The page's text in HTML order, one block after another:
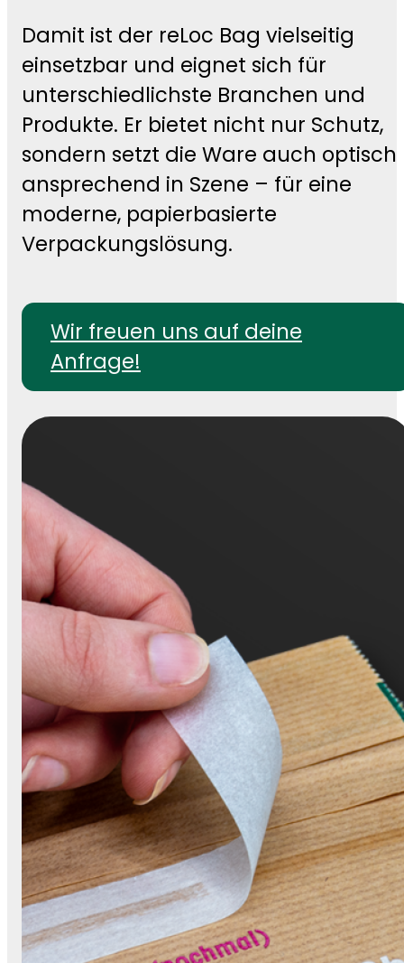
Damit ist der reLoc Bag vielseitig
einsetzbar und eignet sich für
unterschiedlichste Branchen und
Produkte. Er bietet nicht nur Schutz,
sondern setzt die Ware auch optisch
ansprechend in Szene – für eine
moderne, papierbasierte
Verpackungslösung.
Wir freuen uns auf deine
Anfrage!